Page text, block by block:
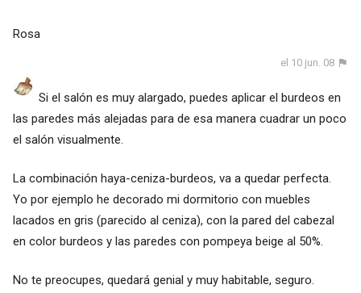
Rosa
el 10 jun. 08
Si el salón es muy alargado, puedes aplicar el burdeos en
las paredes más alejadas para de esa manera cuadrar un poco
el salón visualmente.
La combinación haya-ceniza-burdeos, va a quedar perfecta.
Yo por ejemplo he decorado mi dormitorio con muebles
lacados en gris (parecido al ceniza), con la pared del cabezal
en color burdeos y las paredes con pompeya beige al 50%.
No te preocupes, quedará genial y muy habitable, seguro.